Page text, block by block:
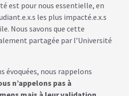
est pour nous essentielle, en
les plus impacté.e.x.s
Nous savons que cette
partagée par l’Université
évoquées, nous rappelons
n’appelons pas à